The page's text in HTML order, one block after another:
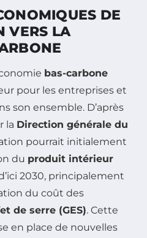
DE
VERS LA
bas-carbone
pour les entreprises et
son ensemble. D’après
la Direction générale du
pourrait initialement
du produit intérieur
2030, principalement
du coût des
de serre (GES). Cette
en place de nouvelles